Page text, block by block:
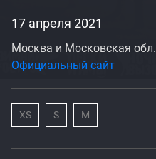
17 апреля 2021
Москва и Московская обл.
Официальный сайт
XS S M